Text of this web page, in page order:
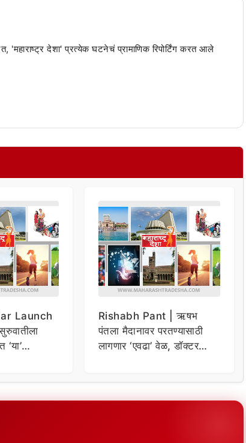
'महाराष्ट्र देशा' प्रत्येक घटनेचं प्रामाणिक रिपोर्टिंग करत आले
Launch
सुरुवातीला
Rishabh Pant | ऋषभ
पंतला मैदानावर परतण्यासाठी
लागणार ‘एवढा’ वेळ, डॉक्टर